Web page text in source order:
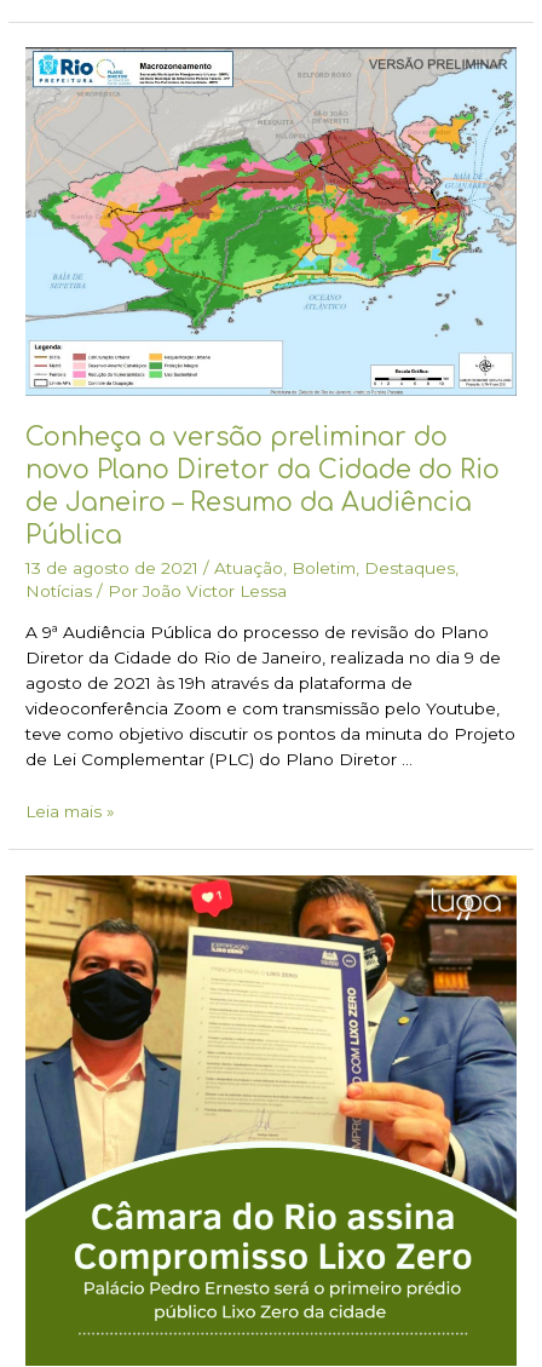
Conheça a versão preliminar do
novo Plano Diretor da Cidade do Rio
de Janeiro – Resumo da Audiência
Pública
13 de agosto de 2021/Atuação Boletim Destaques
Notícias / PorJoão Victor Lessa
A 9ª Audiência Pública do processo de revisão do Plano
Diretor da Cidade do Rio de Janeiro, realizada no dia 9 de
agosto de 2021 às 19h através da plataforma de
videoconferência Zoom e com transmissão pelo Youtube,
teve como objetivo discutir os pontos da minuta do Projeto
de Lei Complementar (PLC) do Plano Diretor …
Conheça
a
versão
preliminar
do
novo
Plano
Diretor
Cidade
do
Rio
de
Janeiro
Resumo
da
Audiência
Pública
Leia mais »
Câmara
do
Rio
assina
Compromisso
Zero